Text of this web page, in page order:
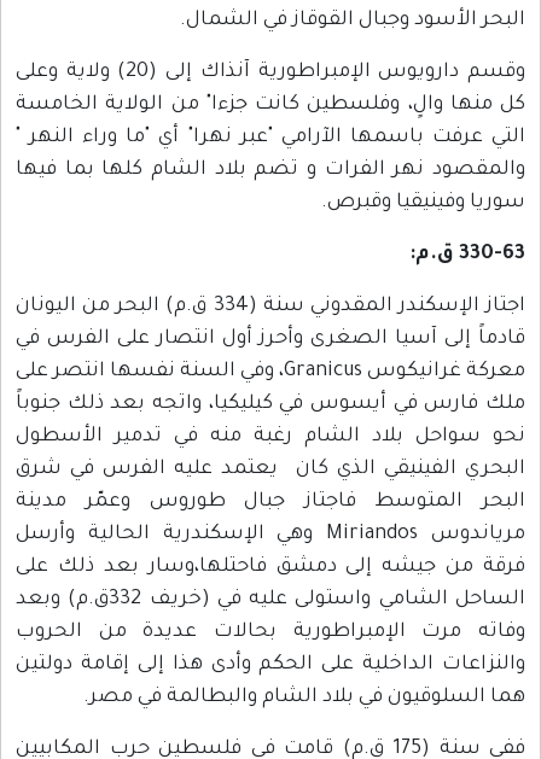
البحر الأسود وجبال القوقاز في الشمال.
وقسم دارويوس الإمبراطورية آنذاك إلى (20) ولاية وعلى
كل منها والٍ، وفلسطين كانت جزءا" من الولاية الخامسة
التي عرفت باسمها الآرامي "عبر نهرا" أي "ما وراء النهر "
والمقصود نهر الفرات و تضم بلاد الشام كلها بما فيها
سوريا وفينيقيا وقبرص.
330-63 ق.م:
اجتاز الإسكندر المقدوني سنة (334 ق.م) البحر من اليونان
قادماً إلى آسيا الصغرى وأحرز أول انتصار على الفرس في
معركة غرانيكوس Granicus، وفي السنة نفسها انتصر على
ملك فارس في أيسوس في كيليكيا، واتجه بعد ذلك جنوباً
نحو سواحل بلاد الشام رغبة منه في تدمير الأسطول
البحري الفينيقي الذي كان يعتمد عليه الفرس في شرق
البحر المتوسط فاجتاز جبال طوروس وعمّر مدينة
مرياندوس Miriandos وهي الإسكندرية الحالية وأرسل
فرقة من جيشه إلى دمشق فاحتلها،وسار بعد ذلك على
الساحل الشامي واستولى عليه في (خريف 332ق.م) وبعد
وفاته مرت الإمبراطورية بحالات عديدة من الحروب
والنزاعات الداخلية على الحكم وأدى هذا إلى إقامة دولتين
هما السلوقيون في بلاد الشام والبطالمة في مصر.
ففي سنة (175 ق.م) قامت في فلسطين حرب المكابيين